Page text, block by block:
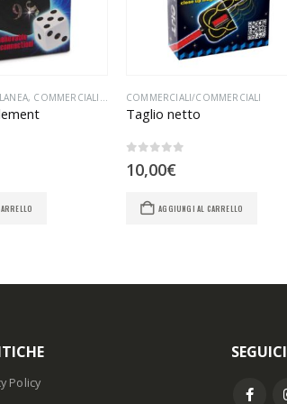
, COMMERCIALI/COMMERCIALI COMMERCIALI/COMMERCIALI
Taglio netto
10,00€
AGGIUNGI AL CARRELLO
Policy
SEGUICI